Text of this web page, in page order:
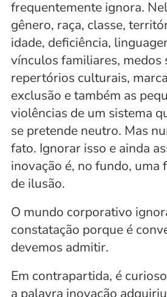
frequentemente ignora.
gênero, raça, classe,
idade, deficiência,
vínculos familiares, medos
repertórios culturais,
exclusão e também as
violências de um sistema
se pretende neutro. Mas
fato. Ignorar isso e ainda
inovação é, no fundo, uma
de ilusão.
O mundo corporativo
constatação porque é
devemos admitir.
Em contrapartida, é
a palavra inovação